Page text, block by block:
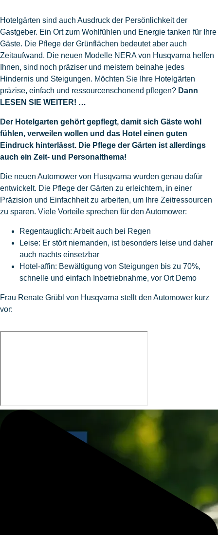
Hotelgärten sind auch Ausdruck der Persönlichkeit der
Gastgeber. Ein Ort zum Wohlfühlen und Energie tanken für Ihre
Gäste. Die Pflege der Grünflächen bedeutet aber auch
Zeitaufwand. Die neuen Modelle NERA von Husqvarna helfen
Ihnen, sind noch präziser und meistern beinahe jedes
Hindernis und Steigungen. Möchten Sie Ihre Hotelgärten
präzise, einfach und ressourcenschonend pflegen? Dann
LESEN SIE WEITER! …
Der Hotelgarten gehört gepflegt, damit sich Gäste wohl
fühlen, verweilen wollen und das Hotel einen guten
Eindruck hinterlässt. Die Pflege der Gärten ist allerdings
auch ein Zeit- und Personalthema!
Die neuen Automower von Husqvarna wurden genau dafür
entwickelt. Die Pflege der Gärten zu erleichtern, in einer
Präzision und Einfachheit zu arbeiten, um Ihre Zeitressourcen
zu sparen. Viele Vorteile sprechen für den Automower:
Regentauglich: Arbeit auch bei Regen
Leise: Er stört niemanden, ist besonders leise und daher
auch nachts einsetzbar
Hotel-affin: Bewältigung von Steigungen bis zu 70%,
schnelle und einfach Inbetriebnahme, vor Ort Demo
​Frau Renate Grübl von Husqvarna stellt den Automower kurz
vor: